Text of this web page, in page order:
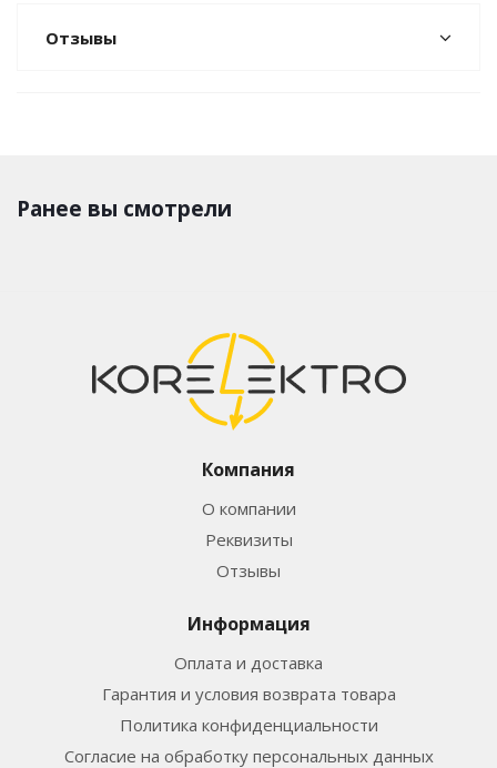
Отзывы
Ранее вы смотрели
Компания
О компании
Реквизиты
Отзывы
Информация
Оплата и доставка
Гарантия и условия возврата товара
Политика конфиденциальности
Согласие на обработку персональных данных